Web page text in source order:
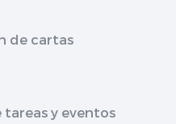
de cartas
tareas y eventos